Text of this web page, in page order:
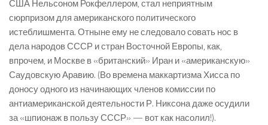
США Нельсоном Рокфеллером, стал неприятным
сюрпризом для американского политического
истеблишмента. Отныне ему не следовало совать нос в
дела народов СССР и стран Восточной Европы, как,
впрочем, и Москве в «британский» Иран и «американскую»
Саудовскую Аравию. (Во времена маккартизма Хисса по
доносу одного из начинающих членов комиссии по
антиамериканской деятельности Р. Никсона даже осудили
за «шпионаж в пользу СССР» — вот как насолил!).